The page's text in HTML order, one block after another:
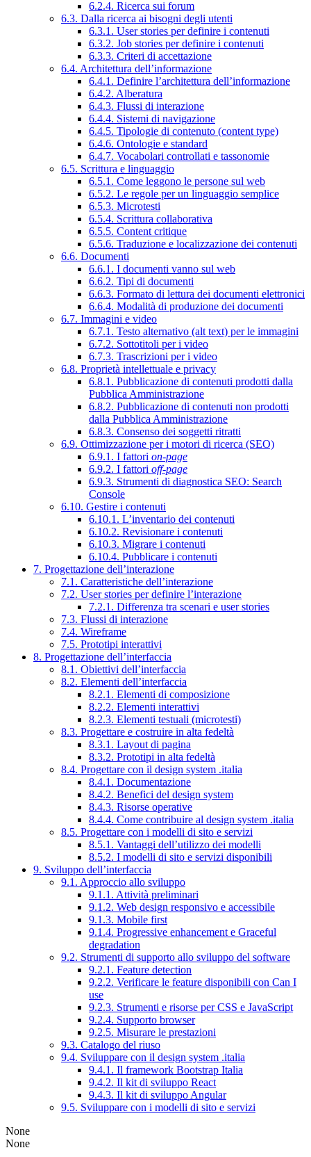
6.2.4. Ricerca sui forum
6.3. Dalla ricerca ai bisogni degli utenti
6.3.1. User stories per definire i contenuti
6.3.2. Job stories per definire i contenuti
6.3.3. Criteri di accettazione
6.4. Architettura dell’informazione
6.4.1. Definire l’architettura dell’informazione
6.4.2. Alberatura
6.4.3. Flussi di interazione
6.4.4. Sistemi di navigazione
6.4.5. Tipologie di contenuto (content type)
6.4.6. Ontologie e standard
6.4.7. Vocabolari controllati e tassonomie
6.5. Scrittura e linguaggio
6.5.1. Come leggono le persone sul web
6.5.2. Le regole per un linguaggio semplice
6.5.3. Microtesti
6.5.4. Scrittura collaborativa
6.5.5. Content critique
6.5.6. Traduzione e localizzazione dei contenuti
6.6. Documenti
6.6.1. I documenti vanno sul web
6.6.2. Tipi di documenti
6.6.3. Formato di lettura dei documenti elettronici
6.6.4. Modalità di produzione dei documenti
6.7. Immagini e video
6.7.1. Testo alternativo (alt text) per le immagini
6.7.2. Sottotitoli per i video
6.7.3. Trascrizioni per i video
6.8. Proprietà intellettuale e privacy
6.8.1. Pubblicazione di contenuti prodotti dalla
Pubblica Amministrazione
6.8.2. Pubblicazione di contenuti non prodotti
dalla Pubblica Amministrazione
6.8.3. Consenso dei soggetti ritratti
6.9. Ottimizzazione per i motori di ricerca (SEO)
6.9.1. I fattori on-page
6.9.2. I fattori off-page
6.9.3. Strumenti di diagnostica SEO: Search
Console
6.10. Gestire i contenuti
6.10.1. L’inventario dei contenuti
6.10.2. Revisionare i contenuti
6.10.3. Migrare i contenuti
6.10.4. Pubblicare i contenuti
7. Progettazione dell’interazione
7.1. Caratteristiche dell’interazione
7.2. User stories per definire l’interazione
7.2.1. Differenza tra scenari e user stories
7.3. Flussi di interazione
7.4. Wireframe
7.5. Prototipi interattivi
8. Progettazione dell’interfaccia
8.1. Obiettivi dell’interfaccia
8.2. Elementi dell’interfaccia
8.2.1. Elementi di composizione
8.2.2. Elementi interattivi
8.2.3. Elementi testuali (microtesti)
8.3. Progettare e costruire in alta fedeltà
8.3.1. Layout di pagina
8.3.2. Prototipi in alta fedeltà
8.4. Progettare con il design system .italia
8.4.1. Documentazione
8.4.2. Benefici del design system
8.4.3. Risorse operative
8.4.4. Come contribuire al design system .italia
8.5. Progettare con i modelli di sito e servizi
8.5.1. Vantaggi dell’utilizzo dei modelli
8.5.2. I modelli di sito e servizi disponibili
9. Sviluppo dell’interfaccia
9.1. Approccio allo sviluppo
9.1.1. Attività preliminari
9.1.2. Web design responsivo e accessibile
9.1.3. Mobile first
9.1.4. Progressive enhancement e Graceful
degradation
9.2. Strumenti di supporto allo sviluppo del software
9.2.1. Feature detection
9.2.2. Verificare le feature disponibili con Can I
use
9.2.3. Strumenti e risorse per CSS e JavaScript
9.2.4. Supporto browser
9.2.5. Misurare le prestazioni
9.3. Catalogo del riuso
9.4. Sviluppare con il design system .italia
9.4.1. Il framework Bootstrap Italia
9.4.2. Il kit di sviluppo React
9.4.3. Il kit di sviluppo Angular
9.5. Sviluppare con i modelli di sito e servizi
None
None